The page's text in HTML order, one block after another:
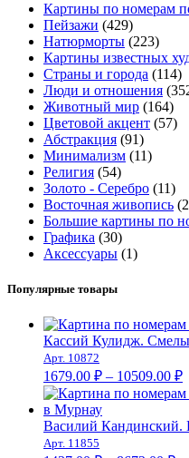
Картины по номерам
Пейзажи (429)
Натюрморты (223)
Картины известных
Страны и города (114)
Люди и отношения
Животный мир (164)
Цветовой акцент (57)
Абстракция (91)
Минимализм (11)
Религия (54)
Золото - Серебро (11)
Восточная живопись
Большие картины по
Графика (30)
Аксессуары (1)
Популярные товары
Кассий Кулидж.
Арт. 10872
1679.00 ₽ – 10509.00 ₽
–
Василий Кандинский.
Арт. 11855